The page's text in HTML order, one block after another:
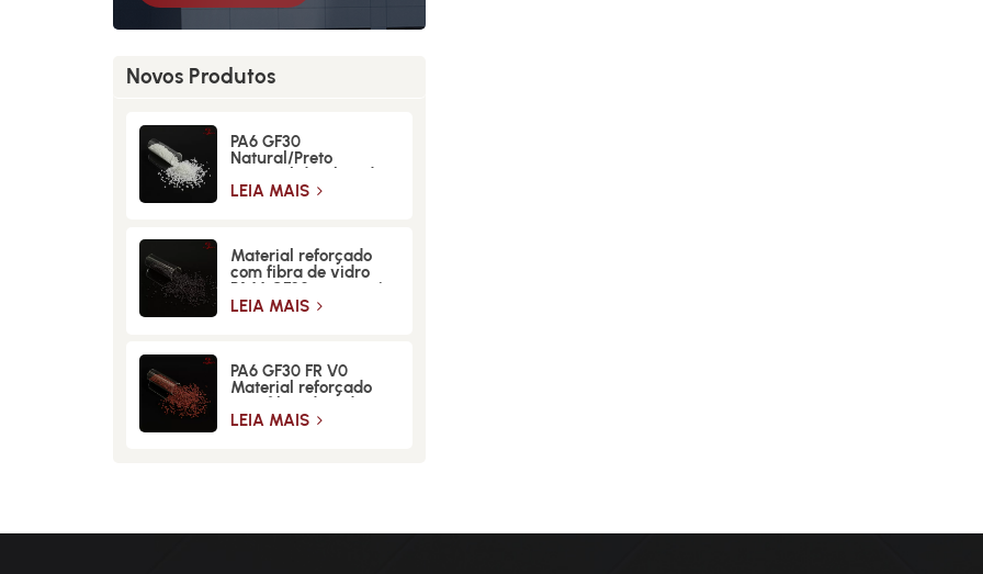
Novos Produtos
PA6 GF30
Natural/Preto
Material de Fibra de
Vidro de Alta
LEIA MAIS
Material reforçado
com fibra de vidro
PA66 GF30 para maior
resistência e
LEIA MAIS
PA6 GF30 FR V0
Material reforçado
com fibra de vidro
retardante de chamas
LEIA MAIS